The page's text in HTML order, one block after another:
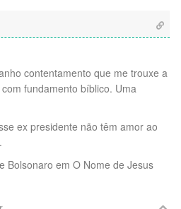
contentamento que me trouxe a
fundamento bíblico. Uma
ex presidente não têm amor ao
Bolsonaro em O Nome de Jesus